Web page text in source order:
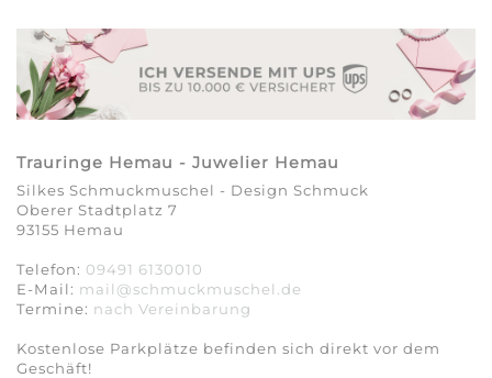
Trauringe Hemau - Juwelier Hemau
Silkes Schmuckmuschel - Design Schmuck
Oberer Stadtplatz 7
93155 Hemau
Telefon: 09491 6130010
E-Mail: mail@schmuckmuschel.de
Termine: nach Vereinbarung​​​​​​​
Kostenlose Parkplätze befinden sich direkt vor dem
Geschäft!